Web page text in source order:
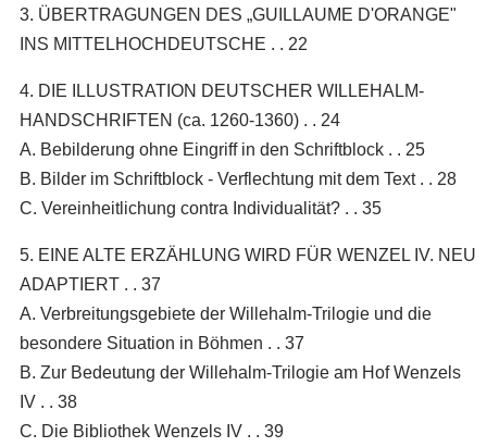
3. ÜBERTRAGUNGEN DES „GUILLAUME D'ORANGE"
INS MITTELHOCHDEUTSCHE . . 22
4. DIE ILLUSTRATION DEUTSCHER WILLEHALM-
HANDSCHRIFTEN (ca. 1260-1360) . . 24
A. Bebilderung ohne Eingriff in den Schriftblock . . 25
B. Bilder im Schriftblock - Verflechtung mit dem Text . . 28
C. Vereinheitlichung contra Individualität? . . 35
5. EINE ALTE ERZÄHLUNG WIRD FÜR WENZEL IV. NEU
ADAPTIERT . . 37
A. Verbreitungsgebiete der Willehalm-Trilogie und die
besondere Situation in Böhmen . . 37
B. Zur Bedeutung der Willehalm-Trilogie am Hof Wenzels
IV . . 38
C. Die Bibliothek Wenzels IV . . 39